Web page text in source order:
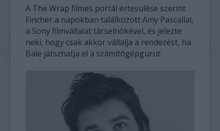
A The Wrap filmes portál értesülése szerint
Fincher a napokban találkozott Amy Pascallal,
a Sony filmvállalat társelnökével, és jelezte
neki, hogy csak akkor vállalja a rendezést, ha
Bale játszhatja el a számítógépgurut.